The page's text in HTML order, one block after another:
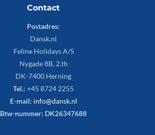
Contact
Postadres:
Dansk.nl
Feline Holidays A/S
Nygade 8B, 2.th
DK-7400 Herning
Tel.: +45 8724 2255
E-mail: info@dansk.nl
Btw-nummer: DK26347688